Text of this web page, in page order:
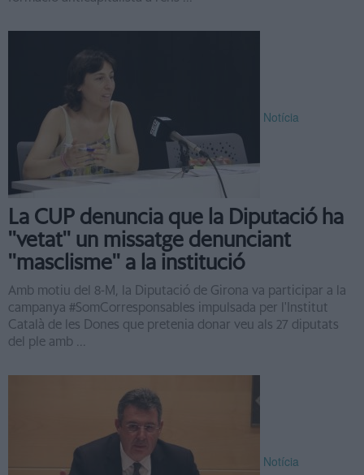
Notícia
La CUP denuncia que la Diputació ha
''vetat'' un missatge denunciant
''masclisme'' a la institució
Amb motiu del 8-M, la Diputació de Girona va participar a la
campanya #SomCorresponsables impulsada per l'Institut
Català de les Dones que pretenia donar veu als 27 diputats
del ple amb ...
Notícia